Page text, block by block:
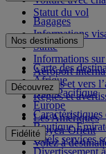
Statut du vol
Bagages
Informations
Santé
Informations
Aéroport
Depuis et vers
Règles et
Nos destinations
Carte des
Afrique
Asie-Pacifique
Europe
Les Amériques
Moyen-Orient
Volez à
Découvrez
Caractéristiques
Boutique
Quels services
Divertissement
Fidélité